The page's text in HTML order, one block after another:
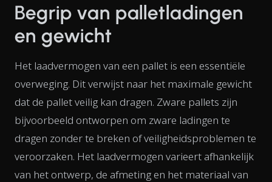
Begrip van palletladingen
en gewicht
Het laadvermogen van een pallet is een essentiële
overweging. Dit verwijst naar het maximale gewicht
dat de pallet veilig kan dragen. Zware pallets zijn
bijvoorbeeld ontworpen om zware ladingen te
dragen zonder te breken of veiligheidsproblemen te
veroorzaken. Het laadvermogen varieert afhankelijk
van het ontwerp, de afmeting en het materiaal van